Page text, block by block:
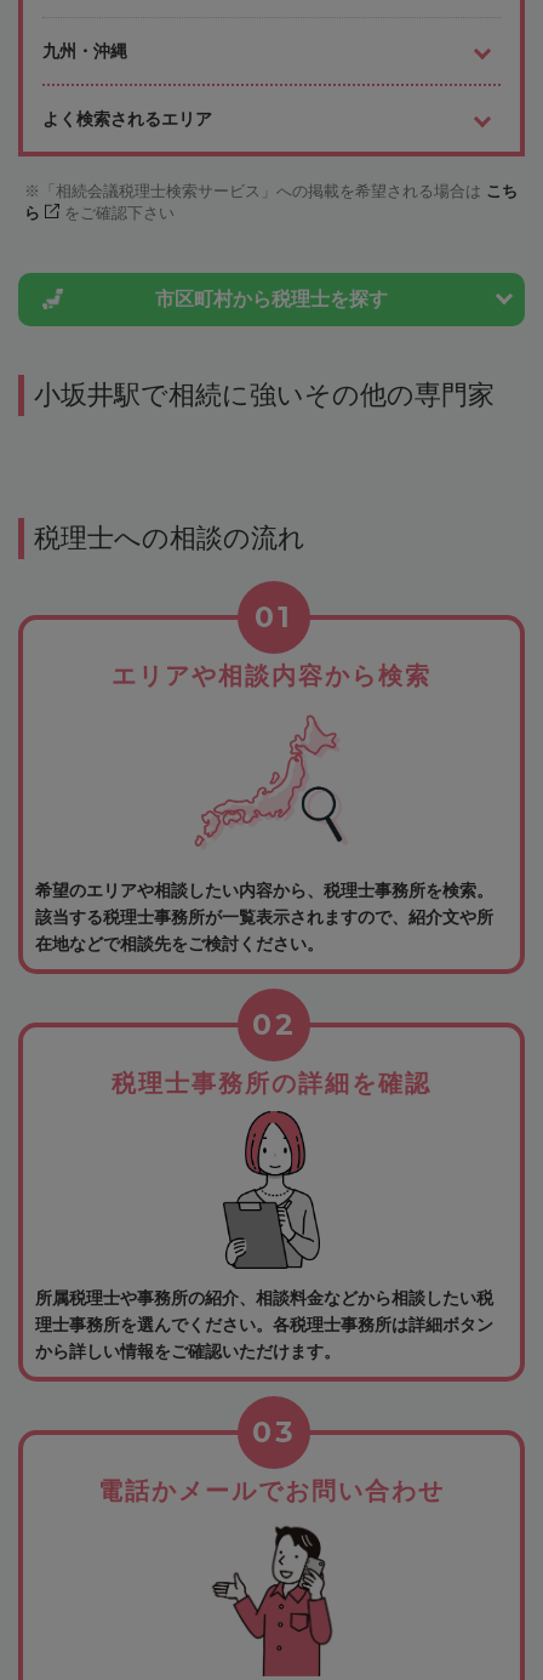
九州・沖縄
よく検索されるエリア
「相続会議税理士検索サービス」への掲載を希望される場合は こち
ら
をご確認下さい
市区町村から税理士を探す
小坂井駅で相続に強いその他の専門家
税理士への相談の流れ
エリアや相談内容から検索
01
希望のエリアや相談したい内容から、税理士事務所を検索。
該当する税理士事務所が一覧表示されますので、紹介文や所
在地などで相談先をご検討ください。
税理士事務所の詳細を確認
02
所属税理士や事務所の紹介、相談料金などから相談したい税
理士事務所を選んでください。各税理士事務所は詳細ボタン
から詳しい情報をご確認いただけます。
電話かメールでお問い合わせ
03